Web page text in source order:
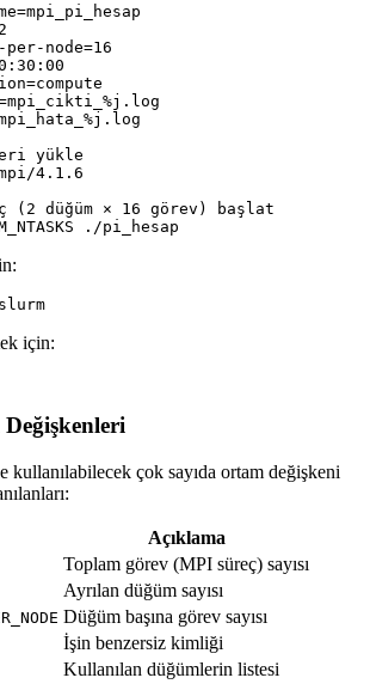
per-node=16
yükle
(2 düğüm × 16 görev) başlat
için:
çok sayıda ortam değişkeni
Açıklama
Toplam görev (MPI süreç) sayısı
Ayrılan düğüm sayısı
Düğüm başına görev sayısı
İşin benzersiz kimliği
Kullanılan düğümlerin listesi